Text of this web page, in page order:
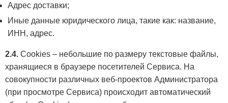
Адрес доставки;
Иные данные юридического лица, такие как: название,
ИНН, адрес.
2.4. Cookies – небольшие по размеру текстовые файлы,
хранящиеся в браузере посетителей Сервиса. На
совокупности различных веб-проектов Администратора
(при просмотре Сервиса) происходит автоматический